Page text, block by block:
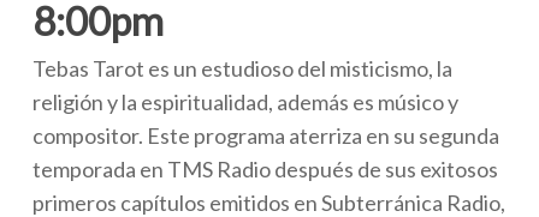
8:00pm
Tebas Tarot es un estudioso del misticismo, la
religión y la espiritualidad, además es músico y
compositor. Este programa aterriza en su segunda
temporada en TMS Radio después de sus exitosos
primeros capítulos emitidos en Subterránica Radio,